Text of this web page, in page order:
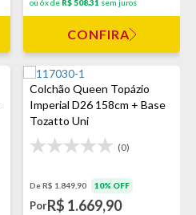
ou 6x de R$ 508,31 sem juros
CONFIRA
Colchão Queen Topázio
Imperial D26 158cm + Base
Tozatto Uni
(0)
De R$ 1.849,90 10% OFF
PorR$ 1.669,90